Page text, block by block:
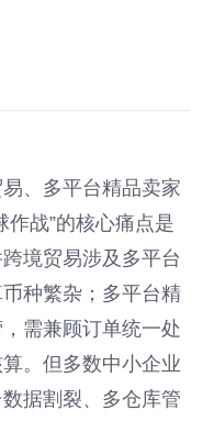
、多平台精品卖家
作战”的核心痛点是
境贸易涉及多平台
种繁杂；多平台精
需兼顾订单统一处
。但多数中小企业
据割裂、多仓库管